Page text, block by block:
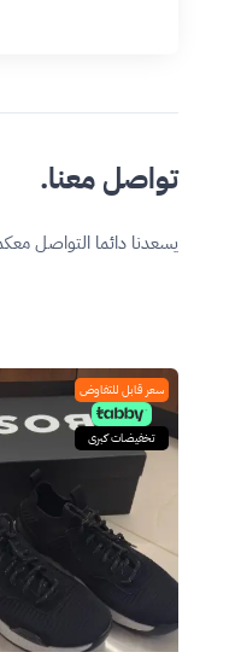
تواصل معنا.
يسعدنا دائما التواصل
سعر قابل للتفاوض
تخفيضات كبرى